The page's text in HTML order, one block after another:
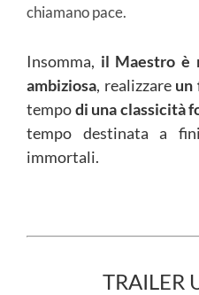
chiamano pace.
Insomma, il Maestro è
ambiziosa, realizzare un
tempodi una classicità
tempo destinata a
immortali.
TRAILER